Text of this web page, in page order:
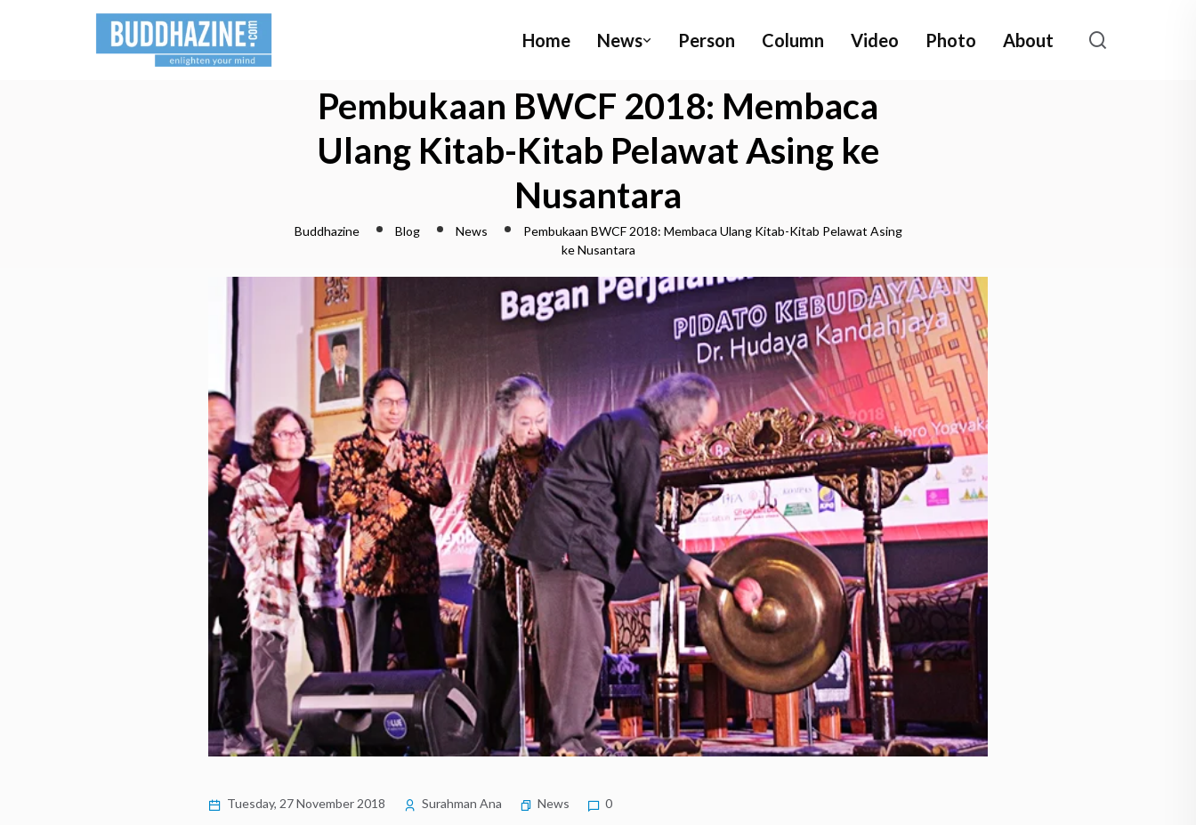
Home News Person Column Video Photo About
Pembukaan BWCF 2018: Membaca
Ulang Kitab-Kitab Pelawat Asing ke
Nusantara
Buddhazine Blog News
Pembukaan BWCF 2018: Membaca Ulang Kitab-Kitab Pelawat Asing
ke Nusantara
Tuesday, 27 November 2018 Surahman Ana News 0